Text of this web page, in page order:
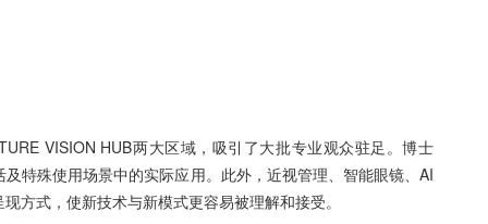
VISION HUB两大区域，吸引了大批专业观众驻足。博士
特殊使用场景中的实际应用。此外，近视管理、智能眼镜、AI
方式，使新技术与新模式更容易被理解和接受。